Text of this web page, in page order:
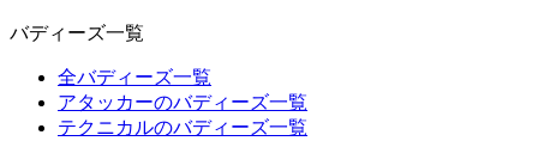
バディーズ一覧
全バディーズ一覧
アタッカーのバディーズ一覧
テクニカルのバディーズ一覧